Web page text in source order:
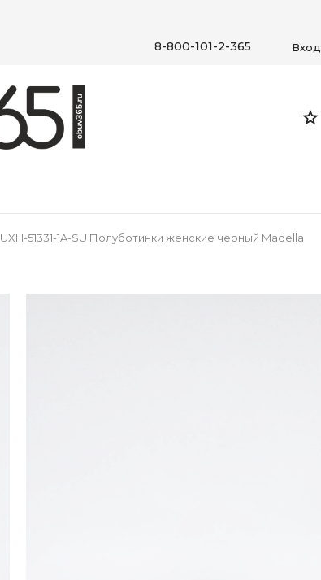
8-800-101-2-365 Вход
UXH-51331-1A-SU Полуботинки женские черный Madella